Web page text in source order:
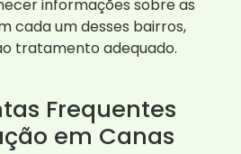
informações sobre as
cada um desses bairros,
tratamento adequado.
Frequentes
em Canas